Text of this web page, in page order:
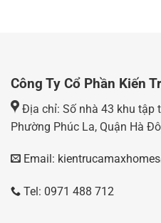
Công Ty Cổ Phần Kiến
Địa chỉ: Số nhà 43 khu tập
Phường Phúc La, Quận Hà
Email:
Tel: 0971 488 712